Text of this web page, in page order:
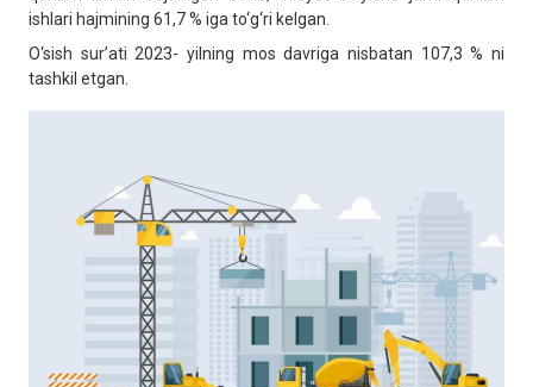
ishlari hajmining 61,7 % iga to‘g‘ri kelgan.
O‘sish sur’ati 2023- yilning mos davriga nisbatan 107,3 % ni
tashkil etgan.